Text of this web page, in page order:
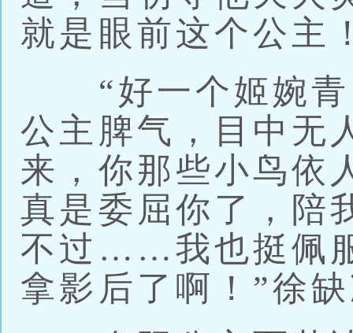
就是眼前这个公主
“好一个姬婉青
公主脾气，目中无
来，你那些小鸟依
真是委屈你了，陪
不过……我也挺佩
拿影后了啊！”徐